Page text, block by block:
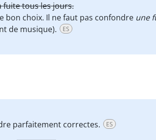
fuite tous les jours.
bon choix. Il ne faut pas confondre une
de musique).
ES
parfaitement correctes. ES